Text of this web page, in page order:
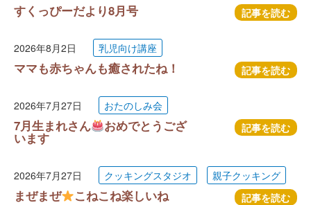
すくっぴーだより8月号 記事を読む
2026年8月2日 乳児向け講座
ママも赤ちゃんも癒されたね！ 記事を読む
2026年7月27日 おたのしみ会
7月生まれさん おめでとうござ
います
記事を読む
2026年7月27日 クッキングスタジオ 親子クッキング
まぜまぜ こねこね楽しいね 記事を読む